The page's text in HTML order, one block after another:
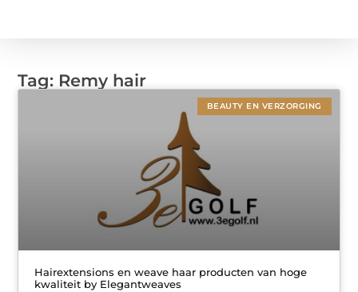
Tag: Remy hair
BEAUTY EN VERZORGING
Hairextensions en weave haar producten van hoge
kwaliteit by Elegantweaves